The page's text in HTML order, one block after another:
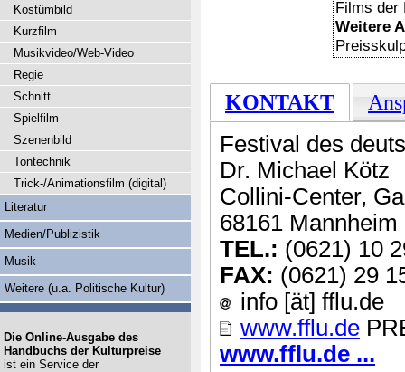
Films der
Weitere
KONTAKT
Festival des
Dr. Michael Kötz
Collini-Center,
68161 Mannheim
TEL.: (0621) 10
FAX: (0621) 29
info [ät] fflu.de
www.fflu.de
www.fflu.de ...
Kostümbild
Kurzfilm
Musikvideo/Web-Video
Regie
Schnitt
Spielfilm
Szenenbild
Tontechnik
Trick-/Animationsfilm (digital)
Literatur
Medien/Publizistik
Musik
Weitere (u.a. Politische Kultur)
Die Online-Ausgabe des
Handbuchs der Kulturpreise
ist ein Service der